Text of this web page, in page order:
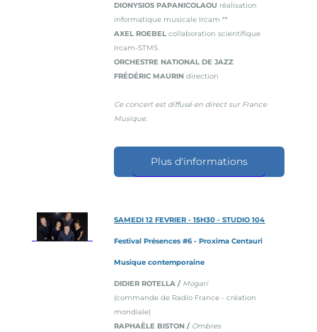
DIONYSIOS PAPANICOLAOU réalisation
informatique musicale Ircam **
AXEL ROEBELcollaboration scientifique
Ircam-STMS
ORCHESTRE NATIONAL DE JAZZ
FRÉDÉRIC MAURIN direction
Ce concert est diffusé en direct sur France
Musique.
Plus d'informations
SAMEDI 12 FEVRIER - 15H30 - STUDIO 104
Festival Présences #6 - Proxima Centauri
Musique contemporaine
DIDIER ROTELLA / Mogari
(commande de Radio France - création
mondiale)
RAPHAËLE BISTON / Ombres